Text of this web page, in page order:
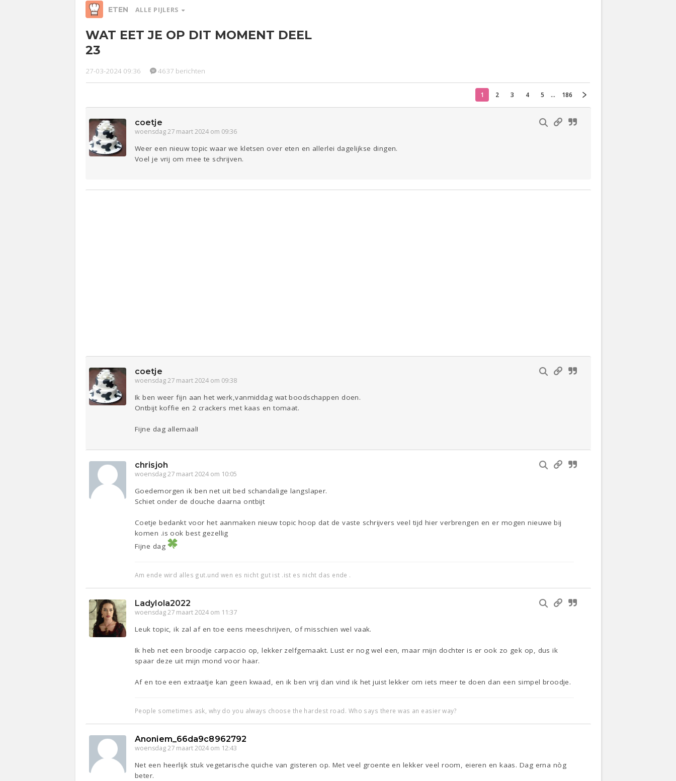
ETEN ALLE PIJLERS
Lezen
WAT EET JE OP DIT MOMENT DEEL
23
27-03-2024 09:36 4637 berichten
1 2 3 4 5 ... 186
coetje
woensdag 27 maart 2024 om 09:36
Weer een nieuw topic waar we kletsen over eten en allerlei dagelijkse dingen.
Voel je vrij om mee te schrijven.
coetje
woensdag 27 maart 2024 om 09:38
Ik ben weer fijn aan het werk,vanmiddag wat boodschappen doen.
Ontbijt koffie en 2 crackers met kaas en tomaat.
Fijne dag allemaal!
chrisjoh
woensdag 27 maart 2024 om 10:05
Goedemorgen ik ben net uit bed schandalige langslaper.
Schiet onder de douche daarna ontbijt
Coetje bedankt voor het aanmaken nieuw topic hoop dat de vaste schrijvers veel tijd hier verbrengen en er mogen nieuwe bij
komen .is ook best gezellig
Fijne dag
Am ende wird alles gut.und wen es nicht gut ist .ist es nicht das ende .
Ladylola2022
woensdag 27 maart 2024 om 11:37
Leuk topic, ik zal af en toe eens meeschrijven, of misschien wel vaak.
Ik heb net een broodje carpaccio op, lekker zelfgemaakt. Lust er nog wel een, maar mijn dochter is er ook zo gek op, dus ik
spaar deze uit mijn mond voor haar.
Af en toe een extraatje kan geen kwaad, en ik ben vrij dan vind ik het juist lekker om iets meer te doen dan een simpel broodje.
People sometimes ask, why do you always choose the hardest road. Who says there was an easier way?
Anoniem_66da9c8962792
woensdag 27 maart 2024 om 12:43
Net een heerlijk stuk vegetarische quiche van gisteren op. Met veel groente en lekker veel room, eieren en kaas. Dag erna nòg
beter.